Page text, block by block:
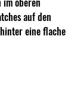
auf den
eine flache